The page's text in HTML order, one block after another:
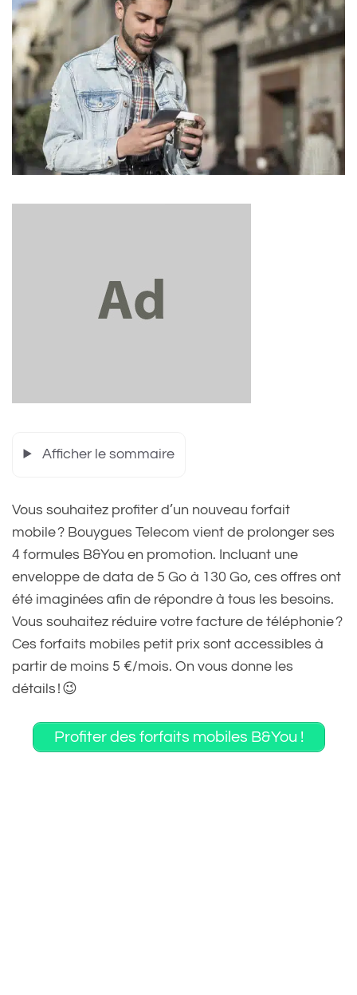
Afficher le sommaire
Vous souhaitez profiter d’un nouveau forfait
mobile ? Bouygues Telecom vient de prolonger ses
4 formules B&You en promotion. Incluant une
enveloppe de data de 5 Go à 130 Go, ces offres ont
été imaginées afin de répondre à tous les besoins.
Vous souhaitez réduire votre facture de téléphonie ?
Ces forfaits mobiles petit prix sont accessibles à
partir de moins 5 €/mois. On vous donne les
détails ! 😉
Profiter des forfaits mobiles B&You !